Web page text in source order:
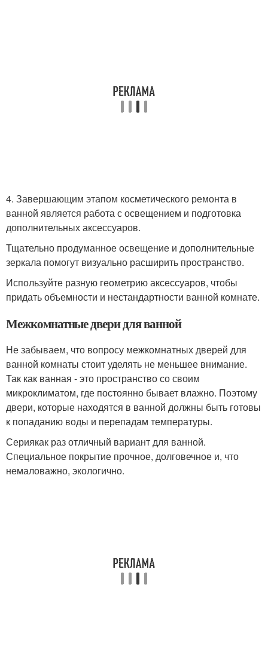
4. Завершающим этапом косметического ремонта в
ванной является работа с освещением и подготовка
дополнительных аксессуаров.
Тщательно продуманное освещение и дополнительные
зеркала помогут визуально расширить пространство.
Используйте разную геометрию аксессуаров, чтобы
придать объемности и нестандартности ванной комнате.
Межкомнатные двери для ванной
Не забываем, что вопросу межкомнатных дверей для
ванной комнаты стоит уделять не меньшее внимание.
Так как ванная - это пространство со своим
микроклиматом, где постоянно бывает влажно. Поэтому
двери, которые находятся в ванной должны быть готовы
к попаданию воды и перепадам температуры.
Сериякак раз отличный вариант для ванной.
Специальное покрытие прочное, долговечное и, что
немаловажно, экологично.